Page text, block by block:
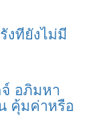
งที่ยังไม่มี
อภิมหา
คุ้มค่าหรือ